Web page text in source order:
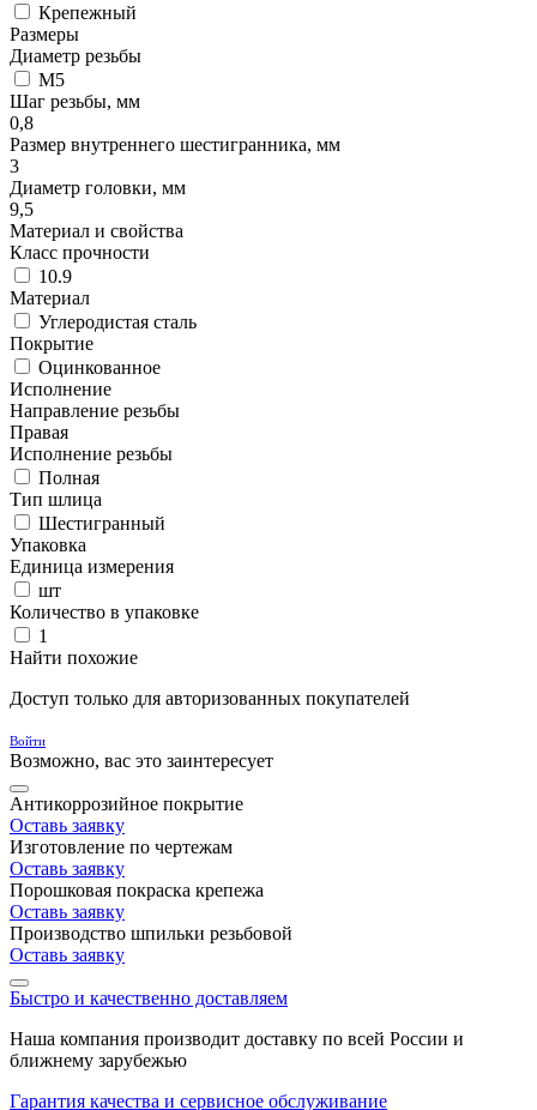
Крепежный
Размеры
Диаметр резьбы
М5
Шаг резьбы, мм
0,8
Размер внутреннего шестигранника, мм
3
Диаметр головки, мм
9,5
Материал и свойства
Класс прочности
10.9
Материал
Углеродистая сталь
Покрытие
Оцинкованное
Исполнение
Направление резьбы
Правая
Исполнение резьбы
Полная
Тип шлица
Шестигранный
Упаковка
Единица измерения
шт
Количество в упаковке
1
Найти похожие
Доступ только для авторизованных покупателей
Войти
Возможно, вас это заинтересует
Антикоррозийное покрытие
Оставь заявку
Изготовление по чертежам
Оставь заявку
Порошковая покраска крепежа
Оставь заявку
Производство шпильки резьбовой
Оставь заявку
Быстро и качественно доставляем
Наша компания производит доставку по всей России и
ближнему зарубежью
Гарантия качества и сервисное обслуживание